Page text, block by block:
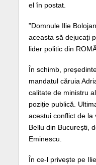
el în postat.
”Domnule Ilie
aceasta să dejucați
lider politic din
În schimb,
mandatul căruia
calitate de ministru
poziție publică.
acestui conflict de la
Bellu din București,
Eminescu.
În ce-l privește pe